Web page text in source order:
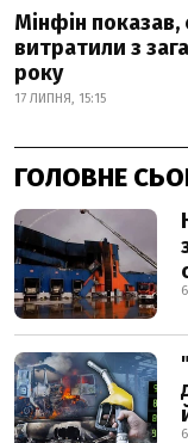
Мінфін
витратили з
року
17 ЛИПНЯ, 15:15
ГОЛОВНЕ